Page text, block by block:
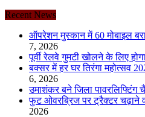
Recent News
ऑपरेशन मुस्कान में 60 मोबाइल
7, 2026
पूर्वी रेलवे गुमटी खोलने के लिए
बक्सर में हर घर तिरंगा महोत्सव
6, 2026
उमाशंकर बने जिला पावरलिफ्टिंग
फुट ओवरब्रिज पर ट्रैक्टर चढ़ाने
2026